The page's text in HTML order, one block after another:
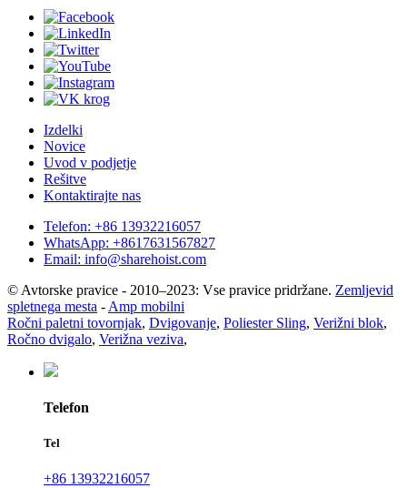
Izdelki
Novice
Uvod v podjetje
Rešitve
Kontaktirajte nas
Telefon: +86 13932216057
WhatsApp: +8617631567827
Email: info@sharehoist.com
© Avtorske pravice - 2010–2023: Vse pravice pridržane. Zemljevid
spletnega mesta - Amp mobilni
Ročni paletni tovornjak, Dvigovanje, Poliester Sling, Verižni blok,
Ročno dvigalo, Verižna veziva,
Telefon
Tel
+86 13932216057